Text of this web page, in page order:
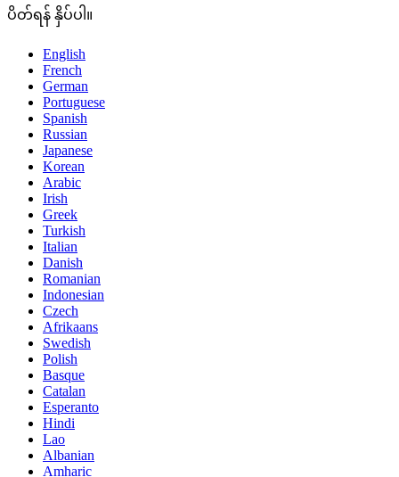
ပိတ်ရန် နှိပ်ပါ။
English
French
German
Portuguese
Spanish
Russian
Japanese
Korean
Arabic
Irish
Greek
Turkish
Italian
Danish
Romanian
Indonesian
Czech
Afrikaans
Swedish
Polish
Basque
Catalan
Esperanto
Hindi
Lao
Albanian
Amharic